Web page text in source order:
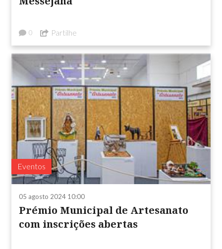
0 Partilhe
Eventos
05 agosto 2024 10:00
Prémio Municipal de Artesanato
com inscrições abertas